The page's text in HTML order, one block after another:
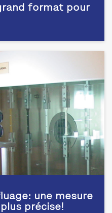
format pour
une mesure
précise!